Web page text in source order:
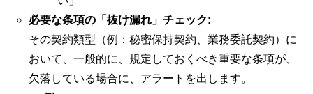
必要な条項の「抜け漏れ」チェック:
その契約類型（例：秘密保持契約、業務委託契約）に
おいて、一般的に、規定しておくべき重要な条項が、
欠落している場合に、アラートを出します。